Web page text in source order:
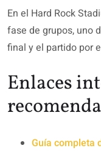
En el Hard Rock
fase de grupos, uno
final y el partido por
Enlaces
Guía completa